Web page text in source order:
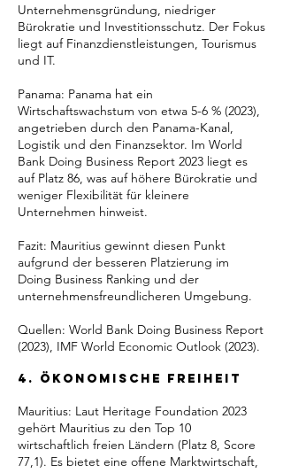
Unternehmensgründung, niedriger
Bürokratie und Investitionsschutz. Der Fokus
liegt auf Finanzdienstleistungen, Tourismus
und IT.
Panama: Panama hat ein
Wirtschaftswachstum von etwa 5-6 % (2023),
angetrieben durch den Panama-Kanal,
Logistik und den Finanzsektor. Im World
Bank Doing Business Report 2023 liegt es
auf Platz 86, was auf höhere Bürokratie und
weniger Flexibilität für kleinere
Unternehmen hinweist.
Fazit: Mauritius gewinnt diesen Punkt
aufgrund der besseren Platzierung im
Doing Business Ranking und der
unternehmensfreundlicheren Umgebung.
Quellen: World Bank Doing Business Report
(2023), IMF World Economic Outlook (2023).
4. Ökonomische Freiheit
Mauritius: Laut Heritage Foundation 2023
gehört Mauritius zu den Top 10
wirtschaftlich freien Ländern (Platz 8, Score
77,1). Es bietet eine offene Marktwirtschaft,